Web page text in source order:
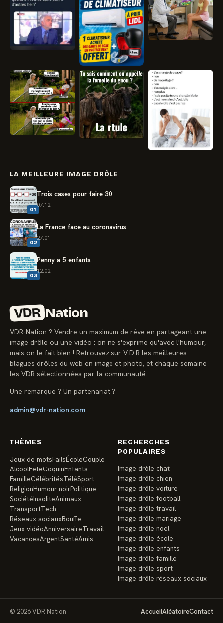
LA MEILLEURE IMAGE DRÔLE
01
Trois cases pour faire 30
07.12
02
La France face au coronavirus
27.01
03
Penny a 5 enfants
12.02
VDR Nation
VDR-Nation ? Vendre un maximum de rêve en partageant une
image drôle ou une vidéo : on ne s'exprime qu'avec l'humour,
mais on le fait bien ! Retrouvez sur V.D.R les meilleures
blagues drôles du web en image et photo, et chaque semaine
les VDR sélectionnées par la communauté.
Une remarque ? Un partenariat ?
admin@vdr-nation.com
THÈMES
Jeux de motsFailsÉcoleCouple
AlcoolFêteCoquinEnfants
FamilleCélébritésTéléSport
ReligionHumour noirPolitique
SociétéInsoliteAnimaux
TransportTech
Réseaux sociauxBouffe
Jeux vidéoAnniversaireTravail
VacancesArgentSantéAmis
RECHERCHES
POPULAIRES
Image drôle chat
Image drôle chien
Image drôle voiture
Image drôle football
Image drôle travail
Image drôle mariage
Image drôle noël
Image drôle école
Image drôle enfants
Image drôle famille
Image drôle sport
Image drôle réseaux sociaux
© 2026 VDR Nation AccueilAléatoireContact